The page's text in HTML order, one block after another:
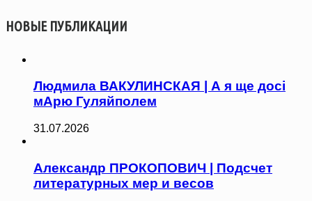
НОВЫЕ ПУБЛИКАЦИИ
Людмила ВАКУЛИНСКАЯ | А я ще досі
мАрю Гуляйполем
31.07.2026
Александр ПРОКОПОВИЧ | Подсчет
литературных мер и весов